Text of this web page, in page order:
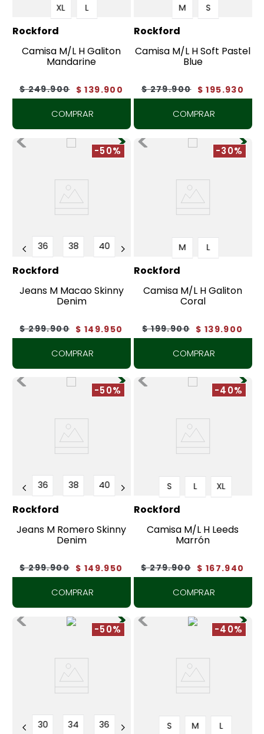
XL L
Rockford
Camisa M/L H Galiton
Mandarine
$ 249.900 $ 139.900
COMPRAR
M S
Rockford
Camisa M/L H Soft Pastel
Blue
$ 279.900 $ 195.930
COMPRAR
-50%
36 38 40
Rockford
Jeans M Macao Skinny
Denim
$ 299.900 $ 149.950
COMPRAR
-30%
M L
Rockford
Camisa M/L H Galiton
Coral
$ 199.900 $ 139.900
COMPRAR
-50%
36 38 40
Rockford
Jeans M Romero Skinny
Denim
$ 299.900 $ 149.950
COMPRAR
-40%
S L XL
Rockford
Camisa M/L H Leeds
Marrón
$ 279.900 $ 167.940
COMPRAR
-50%
30 34 36
-40%
S M L